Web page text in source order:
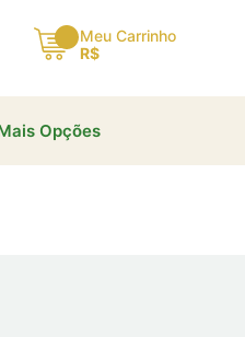
Meu Carrinho
R$
Opções